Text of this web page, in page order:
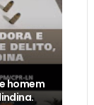
homem